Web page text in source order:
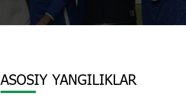
ASOSIY YANGILIKLAR